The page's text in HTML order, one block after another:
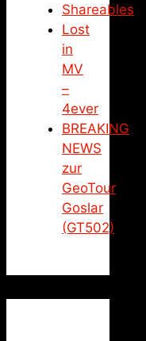
Shareables
Lost
in
MV
–
4ever
BREAKING
NEWS
zur
GeoTour
Goslar
(GT502)